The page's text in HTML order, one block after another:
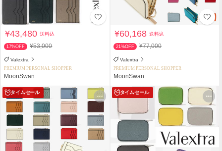
¥43,480送料込
17%OFF ¥53,000
Valextra
PREMIUM PERSONAL SHOPPER
MoonSwan
¥60,168送料込
21%OFF ¥77,000
Valextra
PREMIUM PERSONAL SHOPPER
MoonSwan
タイムセール タイムセール